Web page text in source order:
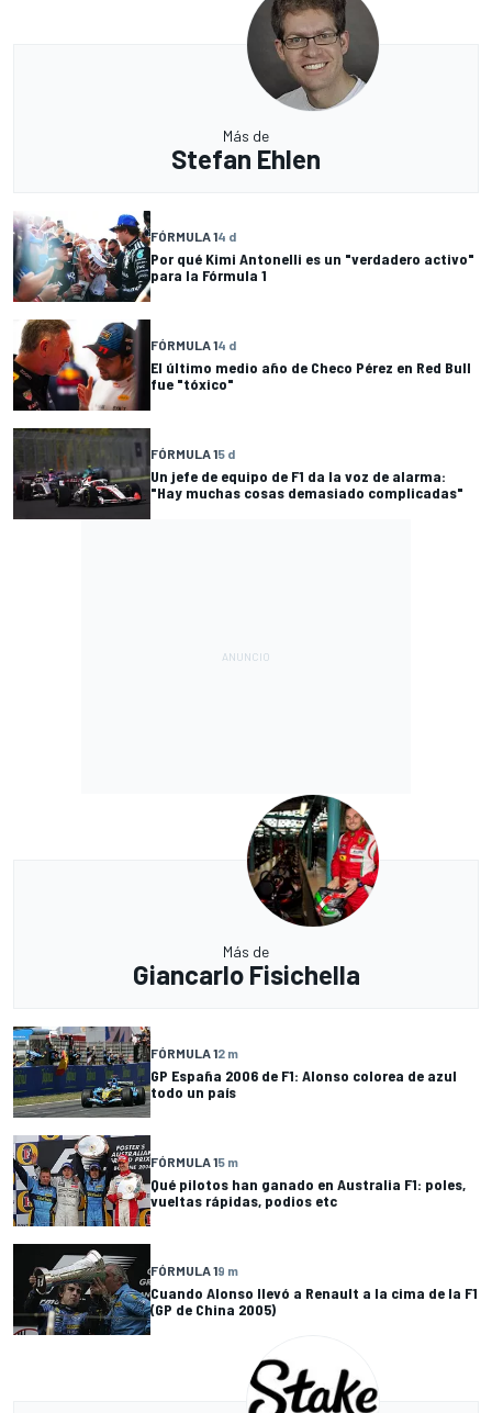
Más de
Stefan Ehlen
FÓRMULA 14 d
Por qué Kimi Antonelli es un "verdadero activo"
para la Fórmula 1
FÓRMULA 14 d
El último medio año de Checo Pérez en Red Bull
fue "tóxico"
FÓRMULA 15 d
Un jefe de equipo de F1 da la voz de alarma:
"Hay muchas cosas demasiado complicadas"
Más de
Giancarlo Fisichella
FÓRMULA 12 m
GP España 2006 de F1: Alonso colorea de azul
todo un país
FÓRMULA 15 m
Qué pilotos han ganado en Australia F1: poles,
vueltas rápidas, podios etc
FÓRMULA 19 m
Cuando Alonso llevó a Renault a la cima de la F1
(GP de China 2005)